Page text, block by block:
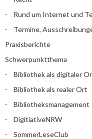
Rund um Internet und
Termine,
Praxisberichte
Schwerpunktthema
Bibliothek als digitaler
Bibliothek als realer Ort
Bibliotheksmanagement
DigitiativeNRW
SommerLeseClub